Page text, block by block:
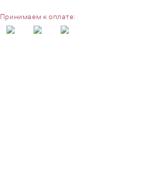
Принимаем к оплате: